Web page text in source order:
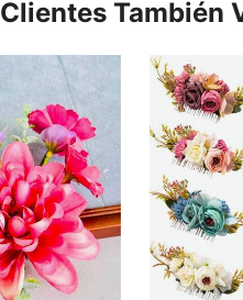
También